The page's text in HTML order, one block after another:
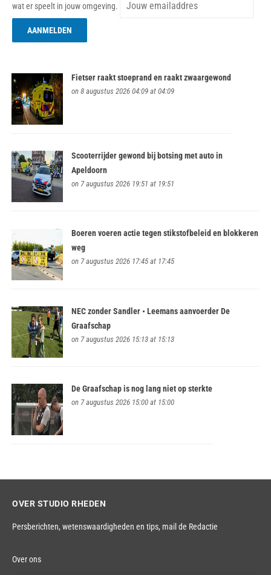
wat er speelt in jouw omgeving.
Fietser raakt stoeprand en raakt zwaargewond
on 8 augustus 2026 04:09 at 04:09
Scooterrijder gewond bij botsing met auto in
Apeldoorn
on 7 augustus 2026 19:51 at 19:51
Boeren voeren actie tegen stikstofbeleid en blokkeren
weg
on 7 augustus 2026 17:45 at 17:45
NEC zonder Sandler • Leemans aanvoerder De
Graafschap
on 7 augustus 2026 15:13 at 15:13
De Graafschap is nog lang niet op sterkte
on 7 augustus 2026 15:00 at 15:00
OVER STUDIO RHEDEN
Persberichten, wetenswaardigheden en tips, mail de Redactie
Over ons